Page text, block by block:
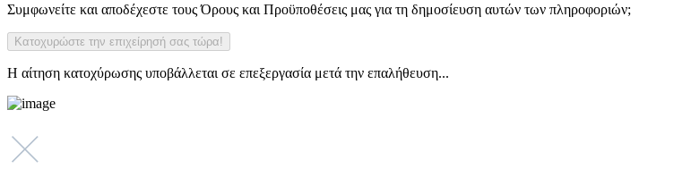
Συμφωνείτε και αποδέχεστε τους Όρους και Προϋποθέσεις μας για τη δημοσίευση αυτών των πληροφοριών;
Η αίτηση κατοχύρωσης υποβάλλεται σε επεξεργασία μετά την επαλήθευση...